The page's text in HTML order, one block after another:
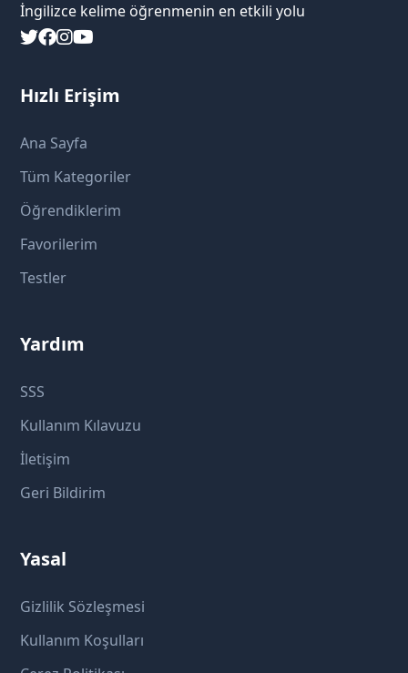
İngilizce kelime öğrenmenin en etkili yolu
Hızlı Erişim
Ana Sayfa
Tüm Kategoriler
Öğrendiklerim
Favorilerim
Testler
Yardım
SSS
Kullanım Kılavuzu
İletişim
Geri Bildirim
Yasal
Gizlilik Sözleşmesi
Kullanım Koşulları